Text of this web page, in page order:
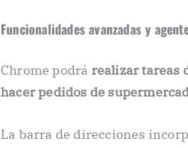
Funcionalidades avanzadas y
Chrome podrá realizar tareas
hacer pedidos de
La barra de direcciones